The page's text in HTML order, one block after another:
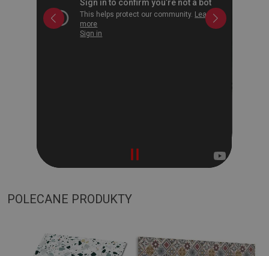
POLECANE PRODUKTY